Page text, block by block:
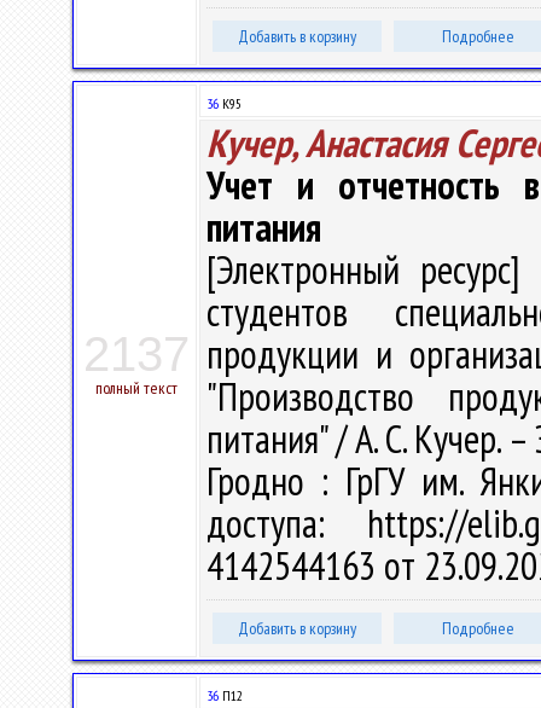
Добавить в корзину Подробнее
2137
полный текст
36 К95
Кучер, Анастасия
Учет и отчетность
питания
[Электронный
студентов
продукции и
"Производство
питания" / А. С. Кучер.
Гродно : ГрГУ им.
доступа: https://
4142544163 от
Добавить в корзину Подробнее
36 П12